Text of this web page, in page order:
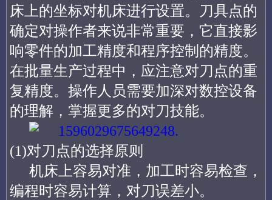
床上的坐标对机床进行设置。刀具点的
确定对操作者来说非常重要，它直接影
响零件的加工精度和程序控制的精度。
在批量生产过程中，应注意对刀点的重
复精度。操作人员需要加深对数控设备
的理解，掌握更多的对刀技能。
(1)对刀点的选择原则
机床上容易对准，加工时容易检查，
编程时容易计算，对刀误差小。